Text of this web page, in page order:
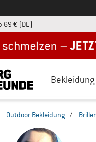
69 € (DE)
Bekleidung
Outdoor Bekleidung /